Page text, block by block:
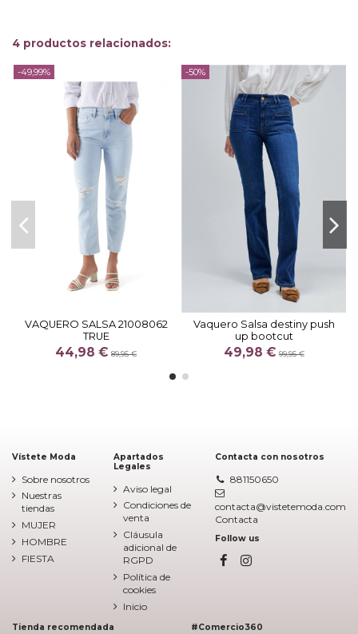
4 productos relacionados:
-49,99%
VAQUERO SALSA 21008062
TRUE
44,98 € 89,95 €
-50%
Vaquero Salsa destiny push
up bootcut
49,98 €99,95 €
Vístete Moda
Sobre nosotros
Nuestras
tiendas
MUJER
HOMBRE
FIESTA
Apartados
Legales
Aviso legal
Condiciones de
venta
Cláusula
adicional de
RGPD
Política de
cookies
Inicio
Contacta con nosotros
881150650
contacta@vistetemoda.com
Contacta
Follow us
Tienda recomendada #Comercio360